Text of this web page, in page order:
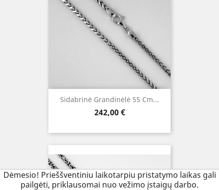
Dėmesio! Prieššventiniu laikotarpiu pristatymo laikas gali
pailgėti, priklausomai nuo vežimo įstaigų darbo.
Sidabrinė Grandinėlė 55 Cm...
Kaina
242,00 €